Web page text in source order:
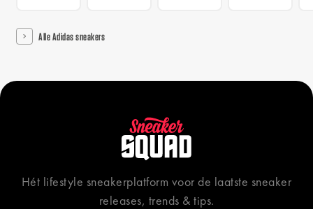
Alle Adidas sneakers
Hét lifestyle sneakerplatform voor de laatste sneaker
releases, trends & tips.